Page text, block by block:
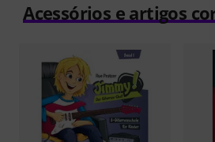
Acessórios e artigos